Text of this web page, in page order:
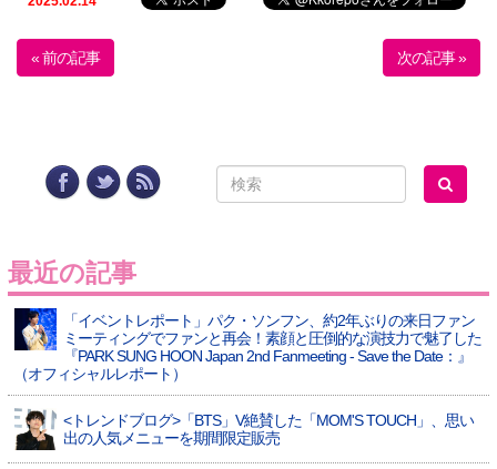
« 前の記事 次の記事 »
最近の記事
「イベントレポート」パク・ソンフン、約2年ぶりの来日ファン
ミーティングでファンと再会！素顔と圧倒的な演技力で魅了した
『PARK SUNG HOON Japan 2nd Fanmeeting - Save the Date：』
（オフィシャルレポート）
<トレンドブログ>「BTS」V絶賛した「MOM'S TOUCH」、思い
出の人気メニューを期間限定販売